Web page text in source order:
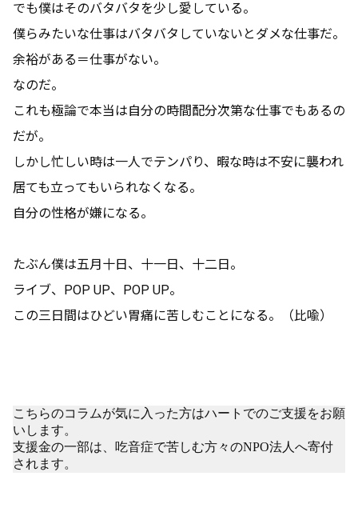
でも僕はそのバタバタを少し愛している。
僕らみたいな仕事はバタバタしていないとダメな仕事だ。
余裕がある＝仕事がない。
なのだ。
これも極論で本当は自分の時間配分次第な仕事でもあるの
だが。
しかし忙しい時は一人でテンパり、暇な時は不安に襲われ
居ても立ってもいられなくなる。
自分の性格が嫌になる。
たぶん僕は五月十日、十一日、十二日。
ライブ、POP UP、POP UP。
この三日間はひどい胃痛に苦しむことになる。（比喩）
こちらのコラムが気に入った方はハートでのご支援をお願
いします。
支援金の一部は、吃音症で苦しむ方々のNPO法人へ寄付
されます。